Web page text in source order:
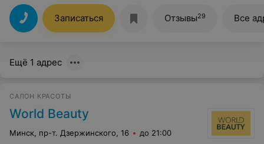
Записаться Отзывы29 Все
Ещё 1 адрес
САЛОН КРАСОТЫ
World Beauty
Минск, пр-т. Дзержинского, 16 до 21:00